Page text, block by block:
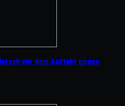
vor dem Auftakt gegen